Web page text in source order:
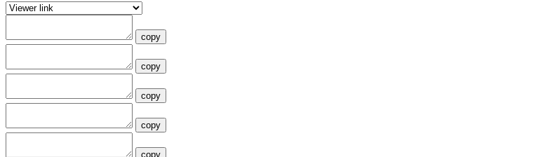
copy
copy
copy
copy
copy